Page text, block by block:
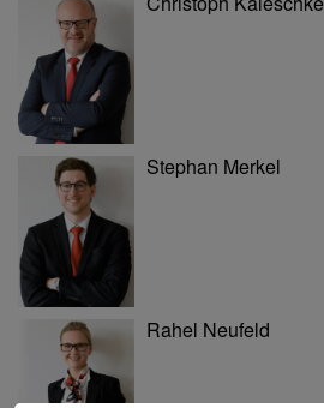
Stephan Merkel
Rahel Neufeld